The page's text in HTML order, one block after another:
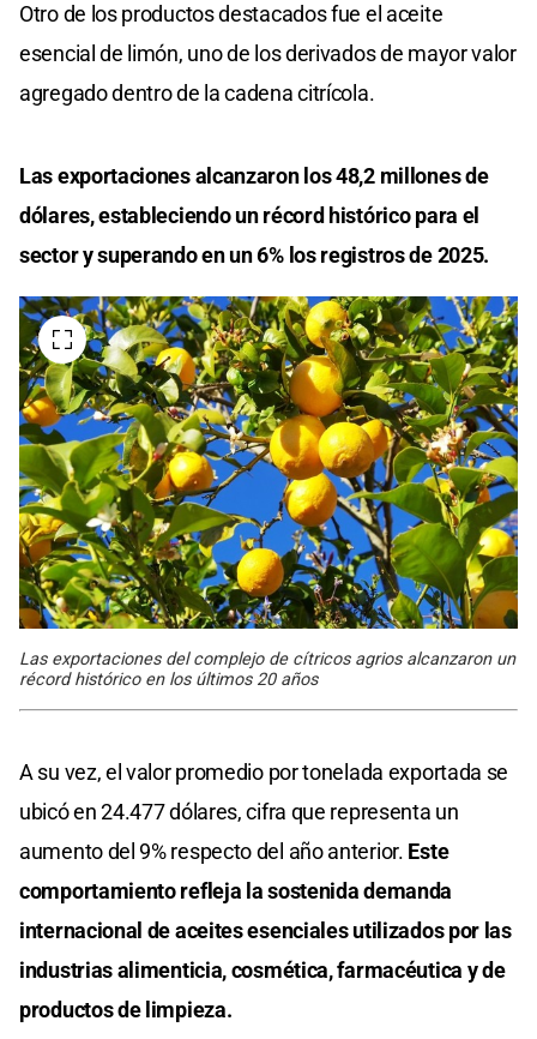
Otro de los productos destacados fue el aceite
esencial de limón, uno de los derivados de mayor valor
agregado dentro de la cadena citrícola.
Las exportaciones alcanzaron los 48,2 millones de
dólares, estableciendo un récord histórico para el
sector y superando en un 6% los registros de 2025.
Las exportaciones del complejo de cítricos agrios alcanzaron un
récord histórico en los últimos 20 años
A su vez, el valor promedio por tonelada exportada se
ubicó en 24.477 dólares, cifra que representa un
aumento del 9% respecto del año anterior. Este
comportamiento refleja la sostenida demanda
internacional de aceites esenciales utilizados por las
industrias alimenticia, cosmética, farmacéutica y de
productos de limpieza.